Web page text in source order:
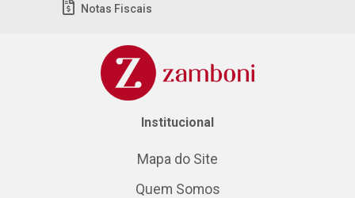
Notas Fiscais
Institucional
Mapa do Site
Quem Somos